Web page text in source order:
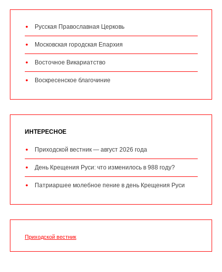
Русская Православная Церковь
Московская городская Епархия
Восточное Викариатство
Воскресенское благочиние
ИНТЕРЕСНОЕ
Приходской вестник — август 2026 года
День Крещения Руси: что изменилось в 988 году?
Патриаршее молебное пение в день Крещения Руси
Приходской вестник